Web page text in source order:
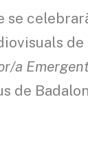
se
de
a
de